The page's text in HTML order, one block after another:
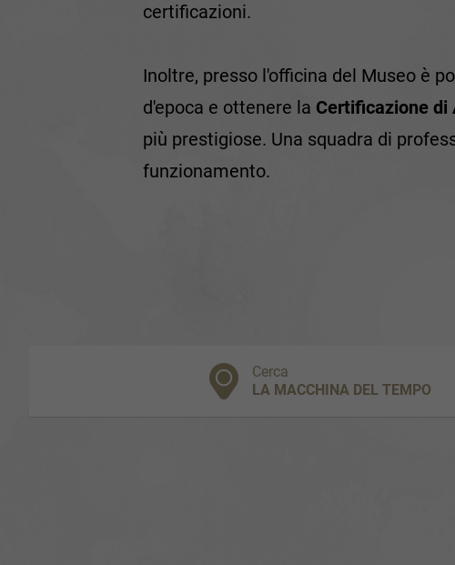
certificazioni.
Inoltre, presso l'officina del Museo è
d'epoca e ottenere la Certificazione di
più prestigiose. Una squadra di
funzionamento.
Cerca
LA MACCHINA DEL TEMPO